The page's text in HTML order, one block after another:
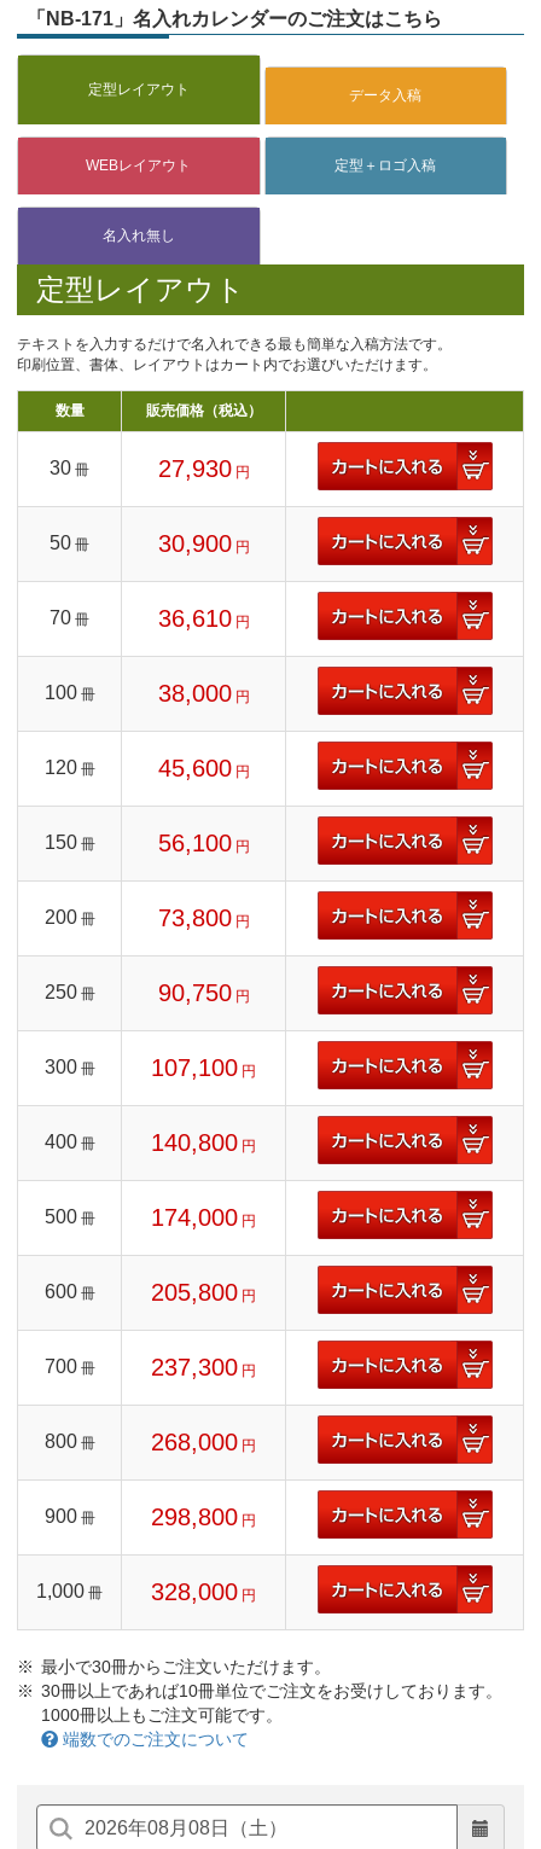
「NB-171」名入れカレンダーのご注文はこちら
定型レイアウト
テキストを入力するだけで名入れできる最も簡単な入稿方法です。
印刷位置、書体、レイアウトはカート内でお選びいただけます。
数量 販売価格（税込）
30 冊 27,930 円
50 冊 30,900 円
70 冊 36,610 円
100 冊 38,000 円
120 冊 45,600 円
150 冊 56,100 円
200 冊 73,800 円
250 冊 90,750 円
300 冊 107,100 円
400 冊 140,800 円
500 冊 174,000 円
600 冊 205,800 円
700 冊 237,300 円
800 冊 268,000 円
900 冊 298,800 円
1,000 冊 328,000 円
最小で30冊からご注文いただけます。
30冊以上であれば10冊単位でご注文をお受けしております。
1000冊以上もご注文可能です。
端数でのご注文について